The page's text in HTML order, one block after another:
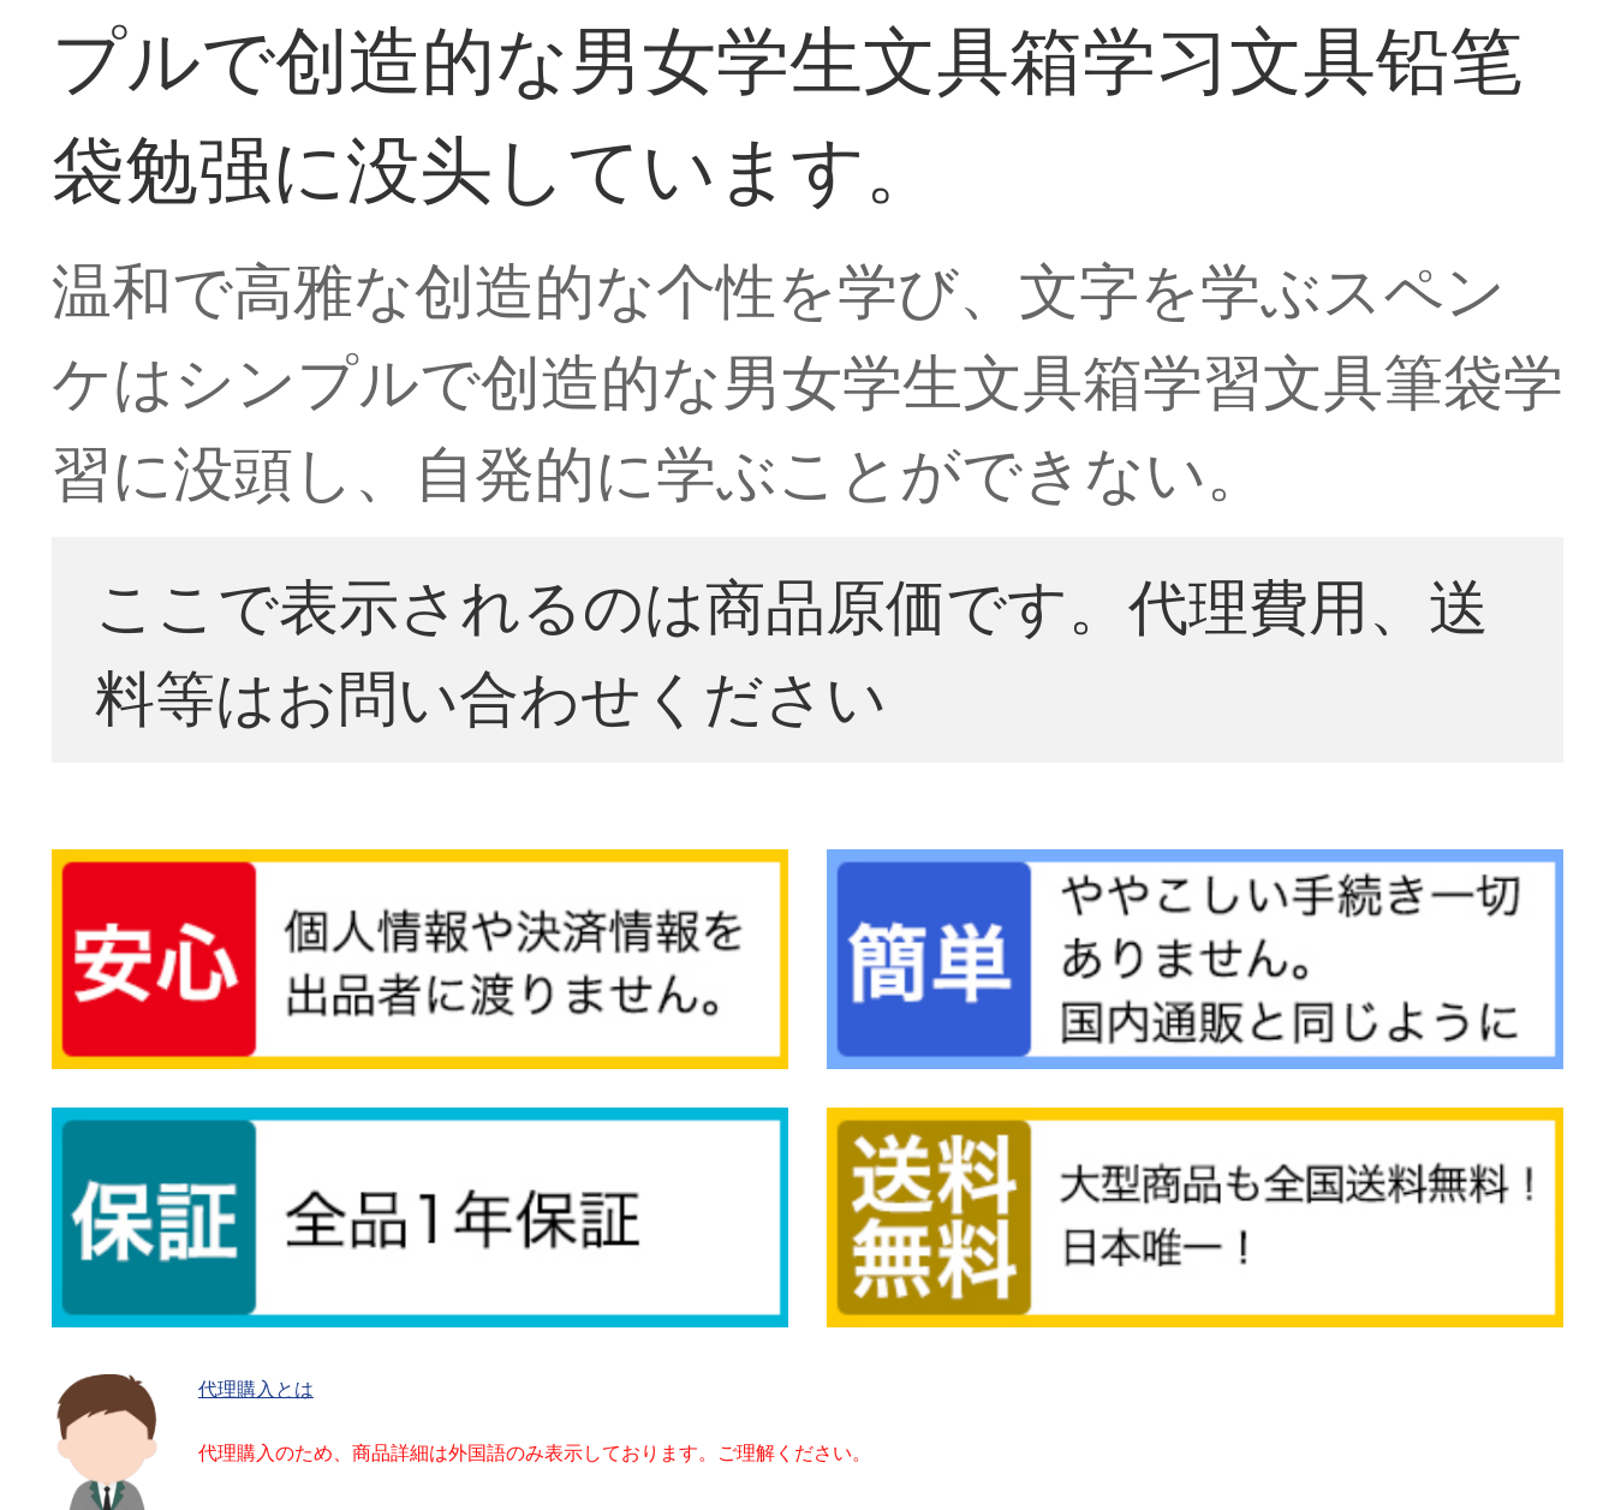
プルで创造的な男女学生文具箱学习文具铅笔
袋勉强に没头しています。
温和で高雅な创造的な个性を学び、文字を学ぶスペン
ケはシンプルで创造的な男女学生文具箱学習文具筆袋学
習に没頭し、自発的に学ぶことができない。
ここで表示されるのは商品原価です。代理費用、送
料等はお問い合わせください
代理購入とは
代理購入のため、商品詳細は外国語のみ表示しております。ご理解ください。